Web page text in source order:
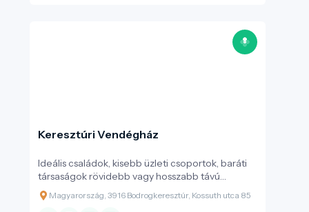
Keresztúri Vendégház
Ideális családok, kisebb üzleti csoportok, baráti
társaságok rövidebb vagy hosszabb távú
tartózkodására. Nyugodt, csendes belső
udvarban található, biztonságos, gyerekbarát,
Magyarország, 3916 Bodrogkeresztúr, Kossuth utca 85